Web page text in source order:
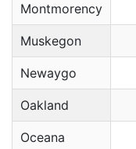
Montmorency
Muskegon
Newaygo
Oakland
Oceana